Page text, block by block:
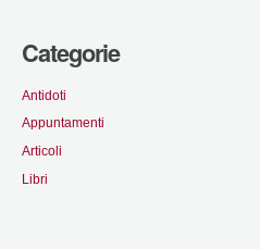
Categorie
Antidoti
Appuntamenti
Articoli
Libri